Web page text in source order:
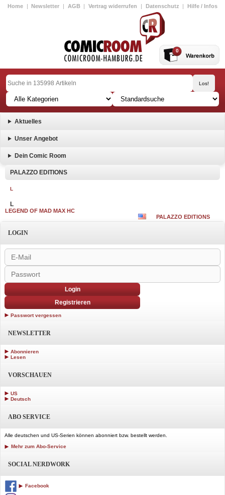
Home | Newsletter | AGB | Vertrag widerrufen | Datenschutz | Hilfe / Infos
0
Aktuelles
Unser Angebot
Dein Comic Room
PALAZZO EDITIONS
L
L
LEGEND OF MAD MAX HC
PALAZZO EDITIONS
LOGIN
Login
Registrieren
Passwort vergessen
NEWSLETTER
Abonnieren
Lesen
VORSCHAUEN
US
Deutsch
ABO SERVICE
Alle deutschen und US-Serien können abonniert bzw. bestellt werden.
Mehr zum Abo-Service
SOCIAL NERDWORK
Facebook